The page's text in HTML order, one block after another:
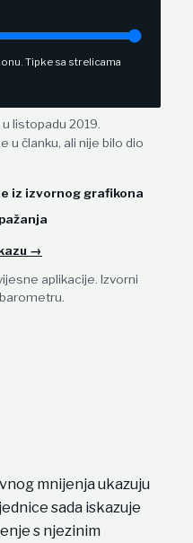
Tipke sa strelicama
listopadu 2019.
u članku, ali nije bilo dio
iz izvornog grafikona
→
aplikacije. Izvorni
mnijenja ukazuju
sada iskazuje
s njezinim